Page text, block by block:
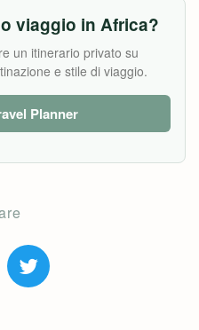
viaggio in Africa?
un itinerario privato su
e stile di viaggio.
Planner